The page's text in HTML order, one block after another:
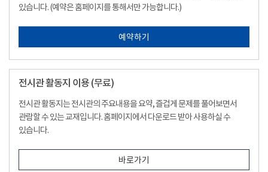
있습니다. (예약은 홈페이지를 통해서만 가능합니다.)
예약하기
전시관 활동지 이용 (무료)
전시관 활동지는 전시관의 주요내용을 요약, 즐겁게 문제를 풀어보면서
관람할 수 있는 교재입니다. 홈페이지에서 다운로드 받아 사용하실 수
있습니다.
바로가기